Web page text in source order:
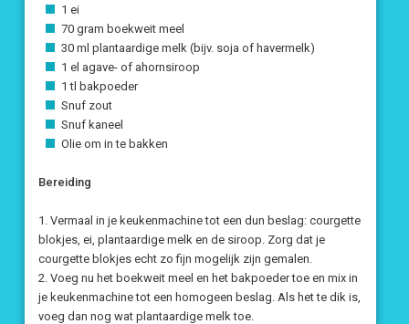
1 ei
70 gram boekweit meel
30 ml plantaardige melk (bijv. soja of havermelk)
1 el agave- of ahornsiroop
1 tl bakpoeder
Snuf zout
Snuf kaneel
Olie om in te bakken
Bereiding
1. Vermaal in je keukenmachine tot een dun beslag: courgette
blokjes, ei, plantaardige melk en de siroop. Zorg dat je
courgette blokjes echt zo fijn mogelijk zijn gemalen.
2. Voeg nu het boekweit meel en het bakpoeder toe en mix in
je keukenmachine tot een homogeen beslag. Als het te dik is,
voeg dan nog wat plantaardige melk toe.